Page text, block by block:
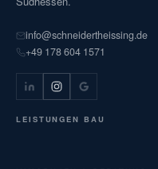
info@schneidertheissing.de
+49 178 604 1571
LEISTUNGEN BAU